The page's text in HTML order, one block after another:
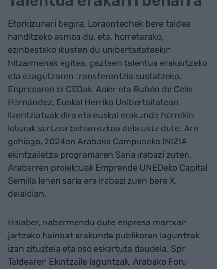
Etorkizunari begira, Loraontechek bere taldea
handitzeko asmoa du, eta, horretarako,
ezinbesteko ikusten du unibertsitateekin
hitzarmenak egitea, gazteen talentua erakartzeko
eta ezagutzaren transferentzia sustatzeko.
Enpresaren bi CEOak, Asier eta Rubén de Celis
Hernández, Euskal Herriko Unibertsitatean
lizentziatuak dira eta euskal erakunde horrekin
loturak sortzea beharrezkoa dela uste dute. Are
gehiago, 2024an Arabako Campuseko INIZIA
ekintzailetza programaren Saria irabazi zuten.
Arabarren proiektuak Emprende UNEDeko Capital
Semilla lehen saria ere irabazi zuen bere X.
deialdian.
Halaber, nabarmendu dute enpresa martxan
jartzeko hainbat erakunde publikoren laguntzak
izan zituztela eta oso eskertuta daudela. Spri
Taldearen Ekintzaile laguntzak, Arabako Foru